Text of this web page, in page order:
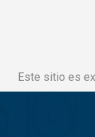
Este sitio es